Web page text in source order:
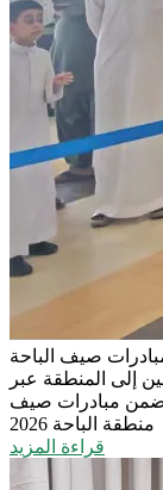
صيف الباحة
إلى المنطقة عبر
ضمن مبادرات صيف
منطقة الباحة 2026
قراءة المزيد